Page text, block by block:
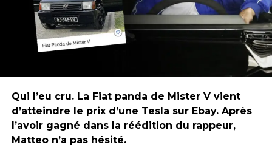
Qui l’eu cru. La Fiat panda de Mister V vient
d’atteindre le prix d’une Tesla sur Ebay. Après
l’avoir gagné dans la réédition du rappeur,
Matteo n’a pas hésité.